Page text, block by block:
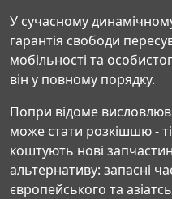
У сучасному
гарантія свободи
мобільності та
він у повному порядку.
Попри відоме
може стати розкішшю -
коштують нові
альтернативу: запасні
європейського та